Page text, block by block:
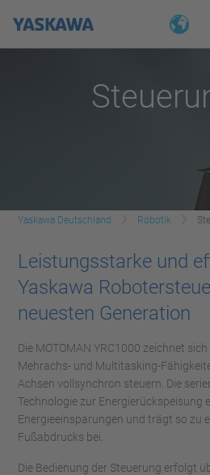
Yaskawa Deutschland Robotik
Leistungsstarke und
Yaskawa
neuesten Generation
Die MOTOMAN YRC1000 zeichnet
Mehrachs- und Multitasking-
Achsen vollsynchron steuern. Die
Technologie zur Energierückspeisung
Energieeinsparungen und trägt so zu
Fußabdrucks bei.
Die Bedienung der Steuerung erfolgt